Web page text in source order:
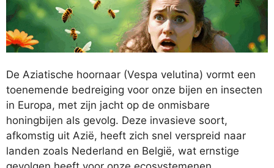
De Aziatische hoornaar (Vespa velutina) vormt een
toenemende bedreiging voor onze bijen en insecten
in Europa, met zijn jacht op de onmisbare
honingbijen als gevolg. Deze invasieve soort,
afkomstig uit Azië, heeft zich snel verspreid naar
landen zoals Nederland en België, wat ernstige